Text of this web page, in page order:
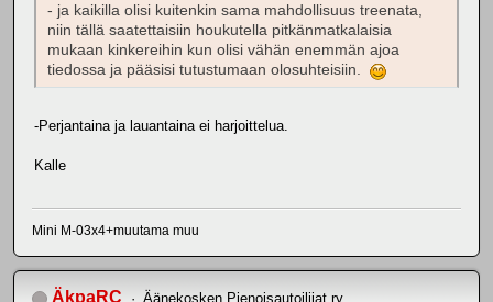
- ja kaikilla olisi kuitenkin sama mahdollisuus treenata,
niin tällä saatettaisiin houkutella pitkänmatkalaisia
mukaan kinkereihin kun olisi vähän enemmän ajoa
tiedossa ja pääsisi tutustumaan olosuhteisiin.
-Perjantaina ja lauantaina ei harjoittelua.
Kalle
Mini M-03x4+muutama muu
ÄkpaRC Äänekosken Pienoisautoilijat ry